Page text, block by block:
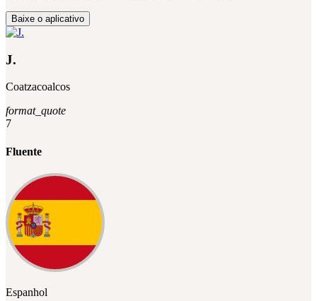
Baixe o aplicativo
J.
Coatzacoalcos
format_quote
7
Fluente
Espanhol